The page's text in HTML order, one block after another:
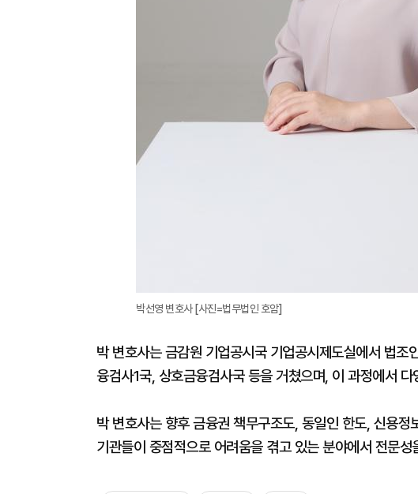
박선영 변호사 [사진=법무법인 호암]
박 변호사는 금감원 기업공시국 기업공시제도실에서 법
융검사1국, 상호금융검사국 등을 거쳤으며, 이 과정에서
박 변호사는 향후 금융권 책무구조도, 동일인 한도, 신용
기관들이 중점적으로 어려움을 겪고 있는 분야에서 전문